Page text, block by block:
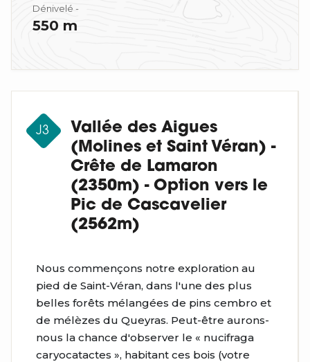
Dénivelé -
550 m
J3
Vallée des Aigues
(Molines et Saint Véran) -
Crête de Lamaron
(2350m) - Option vers le
Pic de Cascavelier
(2562m)
Nous commençons notre exploration au
pied de Saint-Véran, dans l'une des plus
belles forêts mélangées de pins cembro et
de mélèzes du Queyras. Peut-être aurons-
nous la chance d'observer le « nucifraga
caryocatactes », habitant ces bois (votre